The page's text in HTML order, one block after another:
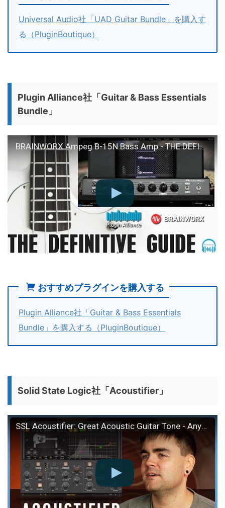
Universal Audio社「UAD Guitar Bundle」を購入す
る（PluginBoutique）
Plugin Alliance社「Guitar & Bass Essentials
Bundle」
BRAINWORX Ampeg B-15N Bass Amp - THE DEFINITIVE GUIDE (Plugin Alliance)
おすすめプラグインを購入する
Plugin Alliance社「Guitar & Bass Essentials
Bundle」を購入する（PluginBoutique）
Solid State Logic社「Acoustifier」
SSL Acoustifier: Great Acoustic Guitar Tone - Anywhere, Anytime